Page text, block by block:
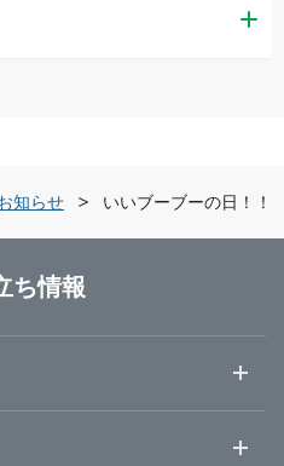
ンター
知らせ いいブーブーの日！！
ち情報